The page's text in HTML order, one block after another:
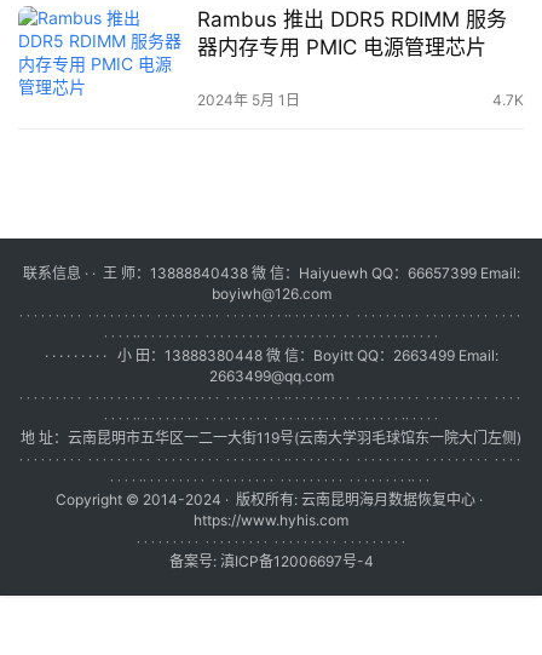
Rambus 推出 DDR5 RDIMM 服务
器内存专用 PMIC 电源管理芯片
2024年 5月 1日 4.7K
联系信息 · · 王 师：13888840438 微 信：Haiyuewh QQ：66657399 Email:
boyiwh@126.com
· · · · · · · · · · · · · · · · · · · · · · · · · · · · · · · · · · · ·· · · · · · · · · · · · · · · · · · · · · · · · · · · · · · ·
· · · · ·· · · · · · · · · · · · · · · · · · · · · · · · · · · · · · · · · · · ·· · · · ·
· · · · · · · · · 小 田：13888380448 微 信：Boyitt QQ：2663499 Email:
2663499@qq.com
· · · · · · · · · · · · · · · · · · · · · · · · · · · · · · · · · · · ·· · · · · · · · · · · · · · · · · · · · · · · · · · · · · · ·
· · · · ·· · · · · · · · · · · · · · · · · · · · · · · · · · · · · · · · · · · ·· · · · ·
地 址：云南昆明市五华区一二一大街119号(云南大学羽毛球馆东一院大门左侧)
· · · · · · · · · · · · · · · · · · · · · · · · · · · · · · · · · · · ·· · · · · · · · · · · · · · · · · · · · · · · · · · · · · · ·
· · · · ·· · · · · · · · · · · · · · · · · · · · · · · · · · · · · · · · · · · ·· · ·
Copyright © 2014-2024 · 版权所有: 云南昆明海月数据恢复中心 ·
https://www.hyhis.com
· · · · · · · · · · · · · · · · · · · · · · · · · · · · · · · · · · · ·
备案号: 滇ICP备12006697号-4